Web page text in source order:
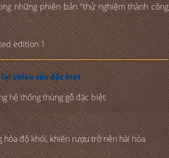
những phiên bản "thử nghiệm thành công
chiều sâu đặc biệt
hệ thống thùng gỗ đặc biệt:
độ khói, khiến rượu trở nên hài hòa.